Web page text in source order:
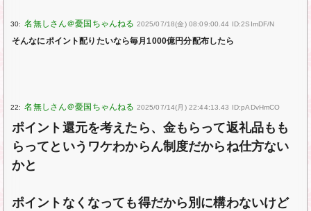
30: 2025/07/18(金) 08:09:00.44 ID:2SImDF/N
そんなにポイント配りたいなら毎月1000億円分配布したら
22: 2025/07/14(月) 22:44:13.43 ID:pADvHmCO
ポイント還元を考えたら、金もらって返礼品もも
らってというワケわからん制度だからね仕方ない
かと
ポイントなくなっても得だから別に構わないけど